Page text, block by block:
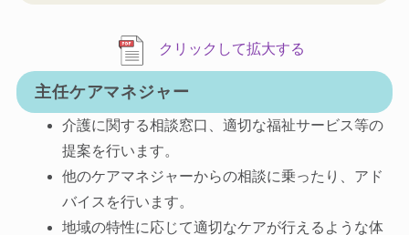
クリックして拡大する
主任ケアマネジャー
介護に関する相談窓口、適切な福祉サービス等の
提案を行います。
他のケアマネジャーからの相談に乗ったり、アド
バイスを行います。
地域の特性に応じて適切なケアが行えるような体